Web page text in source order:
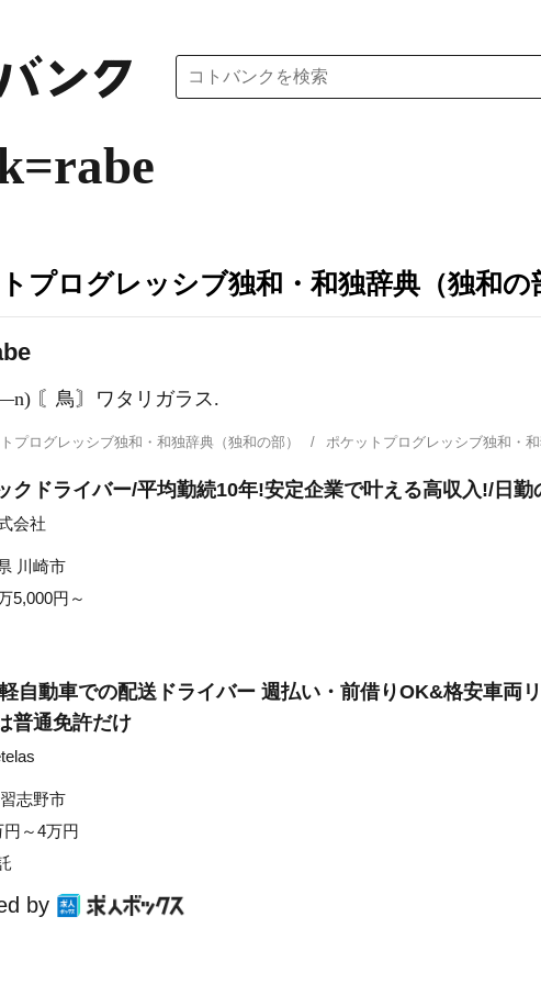
プログレッシブ独和・和独辞典（独和の
〘鳥〙ワタリガラス.
プログレッシブ独和・和独辞典（独和の部） ポケットプログレッシブ独和・
クドライバー/平均勤続10年!安定企業で叶える高収入!/日勤
会社
川崎市
5,000円～
自動車での配送ドライバー 週払い・前借りOK&格安車両
普通免許だけ
志野市
円～4万円
by